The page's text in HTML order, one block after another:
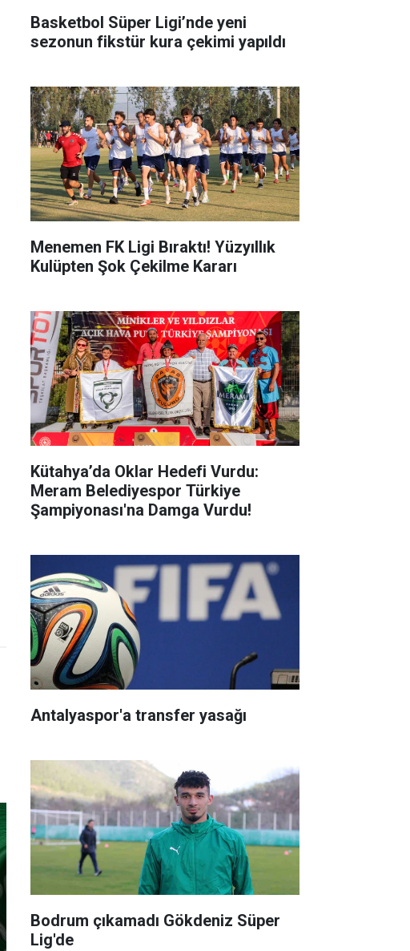
Basketbol Süper Ligi’nde yeni
sezonun fikstür kura çekimi yapıldı
Menemen FK Ligi Bıraktı! Yüzyıllık
Kulüpten Şok Çekilme Kararı
Kütahya’da Oklar Hedefi Vurdu:
Meram Belediyespor Türkiye
Şampiyonası'na Damga Vurdu!
Antalyaspor'a transfer yasağı
Bodrum çıkamadı Gökdeniz Süper
Lig'de